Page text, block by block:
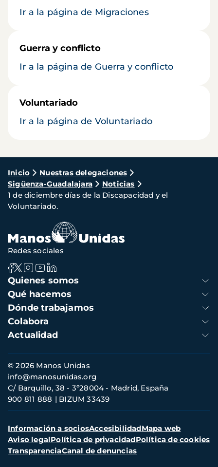
Ir a la página de Migraciones
Guerra y conflicto
Ir a la página de Guerra y conflicto
Voluntariado
Ir a la página de Voluntariado
Ruta
de
navegación
Inicio
Nuestras delegaciones
Sigüenza-Guadalajara
Noticias
1 de diciembre días de la Discapacidad y el
Voluntariado.
Navegación
principal
Quienes somos
Qué hacemos
Dónde trabajamos
Colabora
Actualidad
Redes sociales
Información
de
contacto
© 2026 Manos Unidas
C/ Barquillo, 38 - 3º28004 - Madrid, España
900 811 888
BIZUM 33439
info@manosunidas.org
Menú
secundario
Información a sociosAccesibilidadMapa web
Aviso legalPolítica de privacidadPolítica de cookies
TransparenciaCanal de denuncias